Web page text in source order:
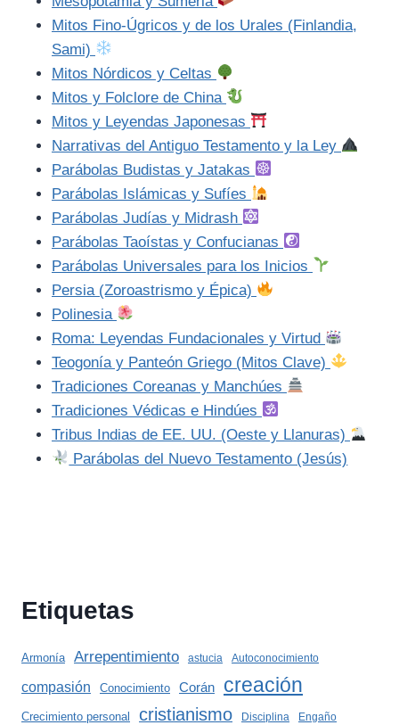
Mitos Fino-Úgricos y de los Urales (Finlandia,
Sami)
Mitos Nórdicos y Celtas
Mitos y Folclore de China
Mitos y Leyendas Japonesas
Narrativas del Antiguo Testamento y la Ley
Parábolas Budistas y Jatakas
Parábolas Islámicas y Sufíes
Parábolas Judías y Midrash
Parábolas Taoístas y Confucianas
Parábolas Universales para los Inicios
Persia (Zoroastrismo y Épica)
Polinesia
Roma: Leyendas Fundacionales y Virtud
Teogonía y Panteón Griego (Mitos Clave)
Tradiciones Coreanas y Manchúes
Tradiciones Védicas e Hindúes
Tribus Indias de EE. UU. (Oeste y Llanuras)
Parábolas del Nuevo Testamento (Jesús)
Etiquetas
Armonía Arrepentimiento astucia Autoconocimiento
compasión Conocimiento Corán creación
Crecimiento personal cristianismo Disciplina Engaño